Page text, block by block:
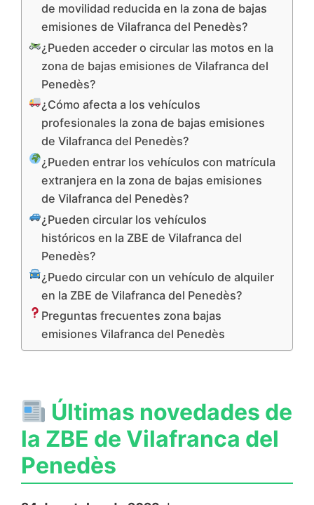
de movilidad reducida en la zona de bajas
emisiones de Vilafranca del Penedès?
¿Pueden acceder o circular las motos en la
zona de bajas emisiones de Vilafranca del
Penedès?
¿Cómo afecta a los vehículos
profesionales la zona de bajas emisiones
de Vilafranca del Penedès?
¿Pueden entrar los vehículos con matrícula
extranjera en la zona de bajas emisiones
de Vilafranca del Penedès?
¿Pueden circular los vehículos
históricos en la ZBE de Vilafranca del
Penedès?
¿Puedo circular con un vehículo de alquiler
en la ZBE de Vilafranca del Penedès?
Preguntas frecuentes zona bajas
emisiones Vilafranca del Penedès
Últimas novedades de
la ZBE de Vilafranca del
Penedès